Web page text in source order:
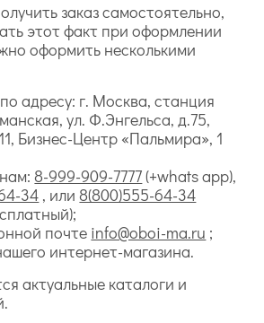
заказ самостоятельно,
этот факт при оформлении
оформить несколькими
адресу: г. Москва, станция
ул. Ф.Энгельса, д.75,
Бизнес-Центр «Пальмира», 1
8-999-909-7777(+whats app),
34 , или 8(800)555-64-34
почте info@oboi-ma.ru ;
интернет-магазина.
актуальные каталоги и